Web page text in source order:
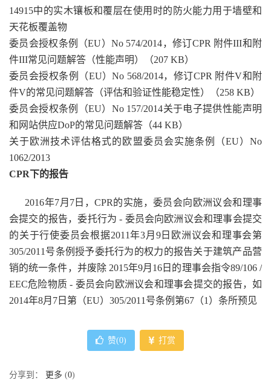
14915中的实木镶板和覆层在使用时的防火能力用于墙壁和
天花板覆盖物
委员会授权条例（EU）No 574/2014，修订CPR 附件III和附
件III常见问题解答（性能声明）（207 KB）
委员会授权条例（EU）No 568/2014，修订CPR 附件V和附
件V的常见问题解答（评估和验证性能稳定性）（258 KB）
委员会授权条例（EU）No 157/2014关于电子提供性能声明
和网站供应DoP的常见问题解答（44 KB）
关于欧洲技术评估格式的欧盟委员会实施条例（EU）No
1062/2013
CPR下的报告
2016年7月7日，CPR的实施，委员会向欧洲议会和理事
会提交的报告，委托行为 - 委员会向欧洲议会和理事会提交
的关于行使委员会根据2011年3月9日欧洲议会和理事会第
305/2011号条例授予委托行为的权力的报告关于建筑产品营
销的统一条件，并废除 2015年9月16日的理事会指令89/106 /
EEC危险物质 - 委员会向欧洲议会和理事会提交的报告，如
2014年8月7日第（EU）305/2011号条例第67（1）条所预见
赞(0) 打赏
分享到： 更多 (0)